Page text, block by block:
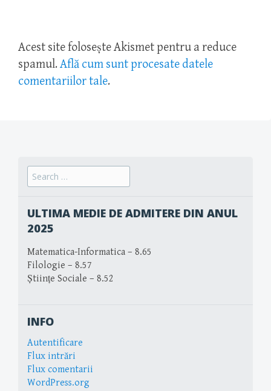
Acest site folosește Akismet pentru a reduce
spamul. Află cum sunt procesate datele
comentariilor tale.
Search
for:
ULTIMA MEDIE DE ADMITERE DIN ANUL
2025
Matematica-Informatica – 8.65
Filologie – 8.57
Științe Sociale – 8.52
INFO
Autentificare
Flux intrări
Flux comentarii
WordPress.org